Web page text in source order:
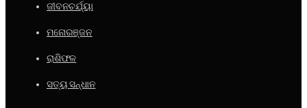
ଜୀବନଚର୍ଯ୍ୟା
ମନୋରଞ୍ଜନ
ରାଶିଫଳ
ସତ୍ୟ ସନ୍ଧାନ